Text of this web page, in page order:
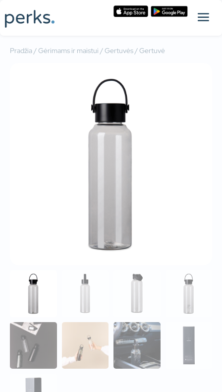
Pradžia/Gėrimams ir maistui /Gertuvės/ Gertuvė